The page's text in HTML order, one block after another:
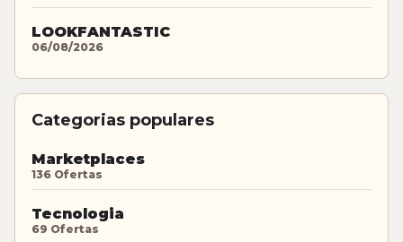
LOOKFANTASTIC
06/08/2026
Categorias populares
Marketplaces
136 Ofertas
Tecnologia
69 Ofertas